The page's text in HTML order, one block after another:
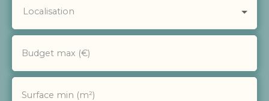
Localisation
Budget max (€)
Surface min (m²)